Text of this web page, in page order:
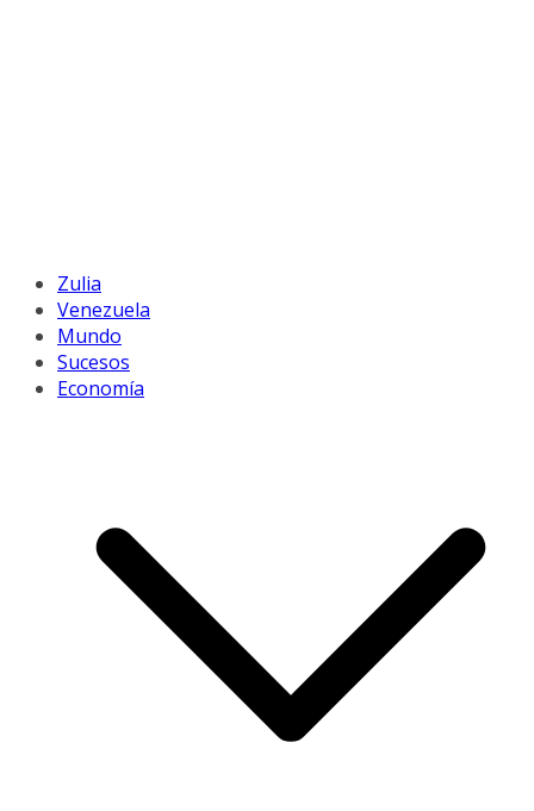
Zulia
Venezuela
Mundo
Sucesos
Economía